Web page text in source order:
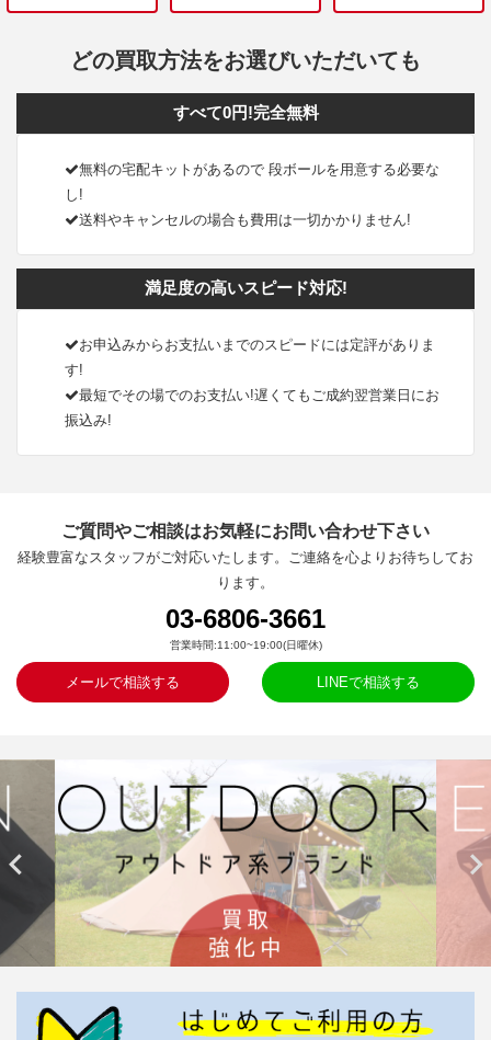
どの買取方法をお選びいただいても
すべて0円!完全無料
無料の宅配キットがあるので 段ボールを用意する必要な
し!
送料やキャンセルの場合も費用は一切かかりません!
満足度の高いスピード対応!
お申込みからお支払いまでのスピードには定評がありま
す!
最短でその場でのお支払い!遅くてもご成約翌営業日にお
振込み!
ご質問やご相談はお気軽にお問い合わせ下さい
経験豊富なスタッフがご対応いたします。ご連絡を心よりお待ちしてお
ります。
03-6806-3661
営業時間:11:00~19:00(日曜休)
メールで相談する LINEで相談する
 